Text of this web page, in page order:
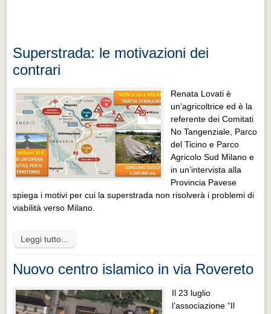
Superstrada: le motivazioni dei
contrari
Renata Lovati è
un’agricoltrice ed è la
referente dei Comitati
No Tangenziale, Parco
del Ticino e Parco
Agricolo Sud Milano e
in un’intervista alla
Provincia Pavese
spiega i motivi per cui la superstrada non risolverà i problemi di
viabilità verso Milano.
Leggi tutto...
Nuovo centro islamico in via Rovereto
Il 23 luglio
l’associazione “Il